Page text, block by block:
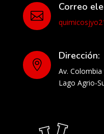

Correo

Dirección:
Av.
Lago Agrio-